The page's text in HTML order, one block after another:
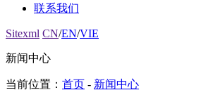
联系我们
Sitexml CN/EN/VIE
新闻中心
当前位置： 首页 - 新闻中心